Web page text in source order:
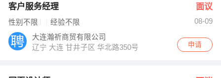
客户服务经理 面议
性别不限 经验不限
08-09
大连瀚祈商贸有限公司
辽宁 大连 甘井子区 华北路350号
申请